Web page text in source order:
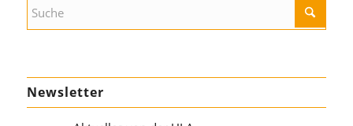
Newsletter